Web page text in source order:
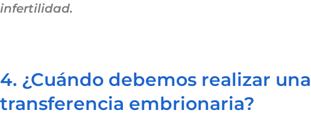
infertilidad.
4. ¿Cuándo debemos realizar
transferencia embrionaria?